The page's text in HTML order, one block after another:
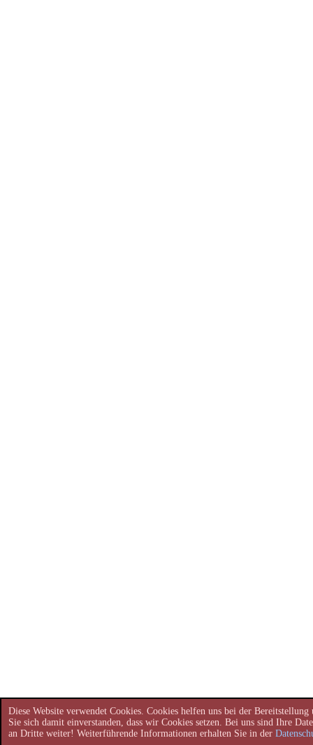
Diese Website verwendet Cookies. Cookies helfen uns bei der
Sie sich damit einverstanden, dass wir Cookies setzen. Bei uns sind Ihre
an Dritte weiter! Weiterführende Informationen erhalten Sie in der